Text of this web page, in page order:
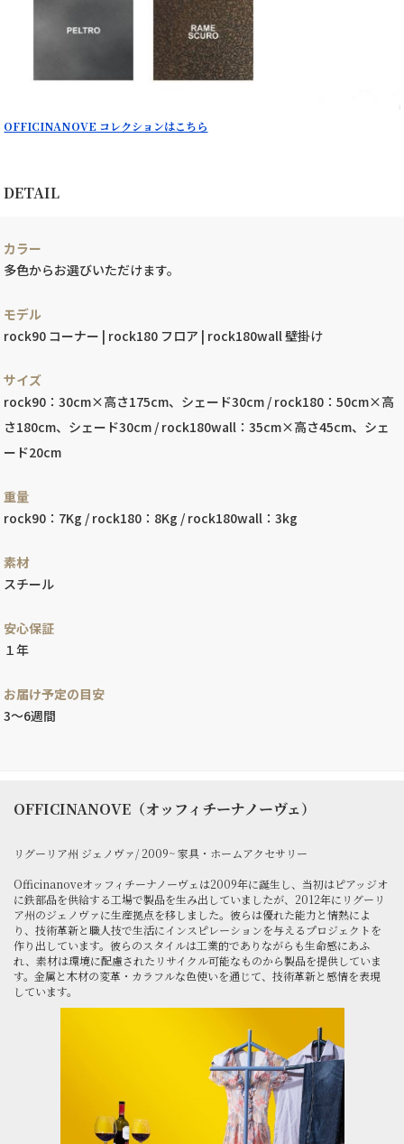
OFFICINANOVE コレクションはこちら
DETAIL
カラー
多色からお選びいただけます。
モデル
rock90 コーナー | rock180 フロア | rock180wall 壁掛け
サイズ
rock90：30cm×高さ175cm、シェード30cm / rock180：50cm×高
さ180cm、シェード30cm / rock180wall：35cm×高さ45cm、シェ
ード20cm
重量
rock90：7Kg / rock180：8Kg / rock180wall：3kg
素材
スチール
安心保証
１年
お届け予定の目安
3〜6週間
OFFICINANOVE（オッフィチーナノーヴェ）
リグーリア州 ジェノヴァ/ 2009~ 家具・ホームアクセサリー
Officinanoveオッフィチーナノーヴェは2009年に誕生し、当初はピアッジオ
に鉄部品を供給する工場で製品を生み出していましたが、2012年にリグーリ
ア州のジェノヴァに生産拠点を移しました。彼らは優れた能力と情熱によ
り、技術革新と職人技で生活にインスピレーションを与えるプロジェクトを
作り出しています。彼らのスタイルは工業的でありながらも生命感にあふ
れ、素材は環境に配慮されたリサイクル可能なものから製品を提供していま
す。金属と木材の変革・カラフルな色使いを通じて、技術革新と感情を表現
しています。